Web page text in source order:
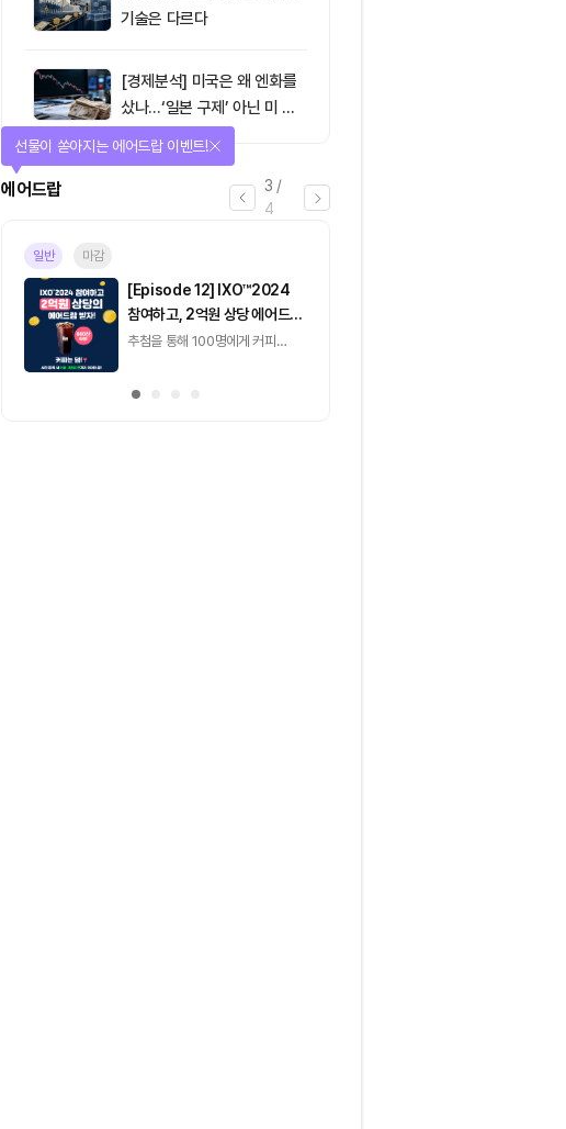
기술은 다르다
[경제분석] 미국은 왜 엔화를
샀나…‘일본 구제’ 아닌 미 국
채·아시아 통화 방어전
3 /
4
에어드랍
선물이 쏟아지는 에어드랍 이벤트!
일반 마감
[Episode 12] IXO™2024
참여하고, 2억원 상당 에어드랍
받자!
추첨을 통해 100명에게 커피